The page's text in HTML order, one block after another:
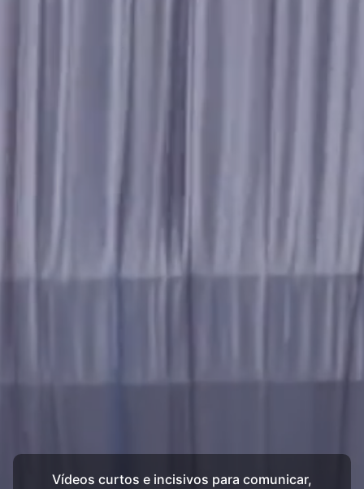
Vídeos curtos e incisivos para comunicar,